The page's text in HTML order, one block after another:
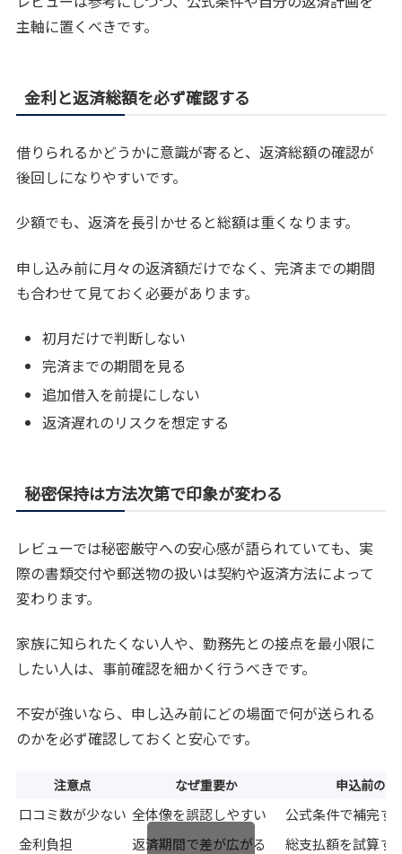
主軸に置くべきです。
金利と返済総額を必ず確認する
借りられるかどうかに意識が寄ると、返済総額の確認が
後回しになりやすいです。
少額でも、返済を長引かせると総額は重くなります。
申し込み前に月々の返済額だけでなく、完済までの期間
も合わせて見ておく必要があります。
初月だけで判断しない
完済までの期間を見る
追加借入を前提にしない
返済遅れのリスクを想定する
秘密保持は方法次第で印象が変わる
レビューでは秘密厳守への安心感が語られていても、実
際の書類交付や郵送物の扱いは契約や返済方法によって
変わります。
家族に知られたくない人や、勤務先との接点を最小限に
したい人は、事前確認を細かく行うべきです。
不安が強いなら、申し込み前にどの場面で何が送られる
のかを必ず確認しておくと安心です。
注意点 なぜ重要か 申込前の対
口コミ数が少ない 全体像を誤認しやすい
公式条件で補完す
金利負担
返済期間で差が広がる
総支払額を試算す